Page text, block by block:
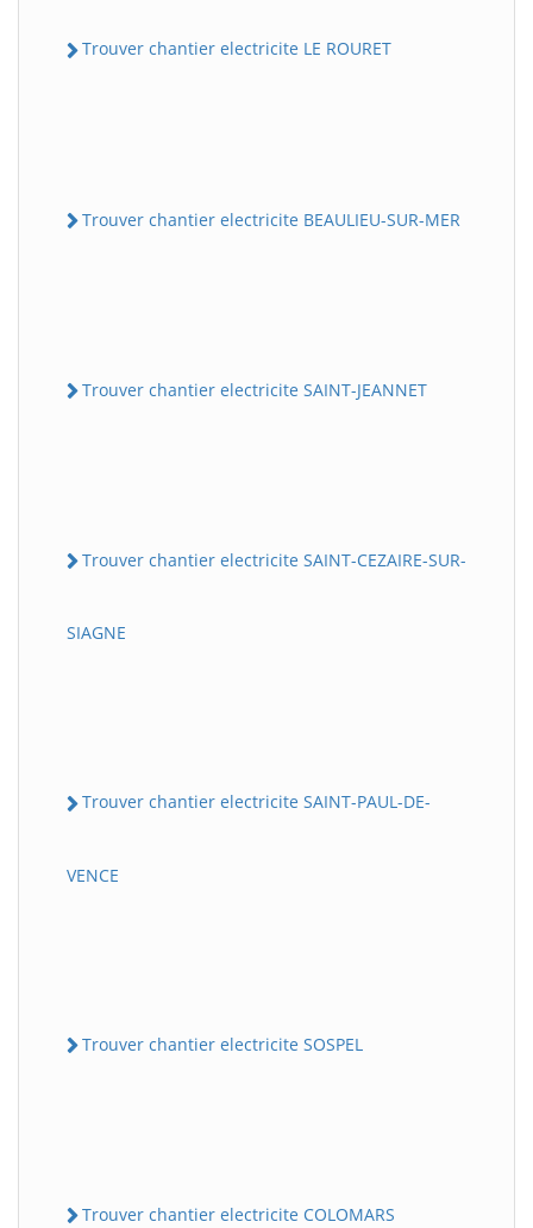
Trouver chantier electricite LE ROURET
Trouver chantier electricite BEAULIEU-SUR-MER
Trouver chantier electricite SAINT-JEANNET
Trouver chantier electricite SAINT-CEZAIRE-SUR-
SIAGNE
Trouver chantier electricite SAINT-PAUL-DE-
VENCE
Trouver chantier electricite SOSPEL
Trouver chantier electricite COLOMARS